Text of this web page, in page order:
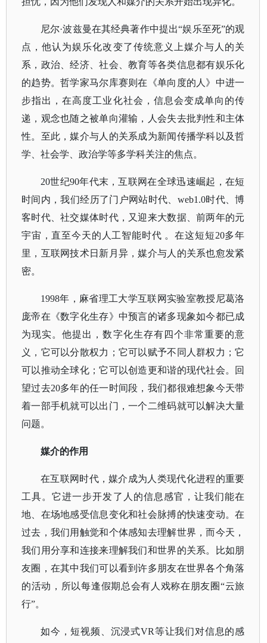
尼尔·波兹曼在其经典著作中提出“娱乐至死”的观
点，他认为娱乐化改变了传统意义上媒介与人的关
系，政治、经济、社会、教育等各类信息都有娱乐化
的趋势。哲学家马尔库赛则在《单向度的人》中进一
步指出，在高度工业化社会，信息会变成单向的传
递，观念也随之被单向灌输，人会失去批判性和主体
性。至此，媒介与人的关系成为新闻传播学科以及哲
学、社会学、政治学等多学科关注的焦点。
20世纪90年代末，互联网在全球迅速崛起，在短
时间内，我们经历了门户网站时代、web1.0时代、博
客时代、社交媒体时代，又迎来大数据、前两年的元
宇宙，直至今天的人工智能时代 。在这短短20多年
里，互联网技术日新月异，媒介与人的关系也愈发紧
密。
1998年，麻省理工大学互联网实验室教授尼葛洛
庞帝在《数字化生存》中预言的诸多现象如今都已成
为现实。他提出，数字化生存有四个非常重要的意
义，它可以分散权力；它可以赋予不同人群权力；它
可以推动全球化；它可以创造更和谐的现代社会。回
望过去20多年的任一时间段，我们都很难想象今天带
着一部手机就可以出门，一个二维码就可以解决大量
问题。
媒介的作用
在互联网时代，媒介成为人类现代化进程的重要
工具。它进一步开发了人的信息感官，让我们能在
地、在场地感受信息变化和社会脉搏的快速变动。在
过去，我们用触觉和个体感知去理解世界，而今天，
我们用分享和连接来理解我们和世界的关系。比如朋
友圈，在其中我们可以看到许多朋友在世界各个角落
的活动，所以每逢假期总会有人戏称在朋友圈“云旅
行”。
如今，短视频、沉浸式VR等让我们对信息的感